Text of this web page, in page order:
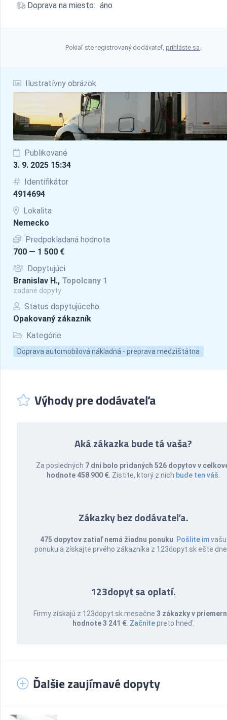
Ilustratívny obrázok
Publikované
3. 9. 2025 15:34
Identifikátor
4914694
Lokalita
Nemecko
Predpokladaná hodnota
700 — 1 500 €
Dopytujúci
Branislav H., Topolcany 1
zadané dopyty
Status dopytujúceho
Opakovaný zákazník
Kategórie
Doprava automobilová nákladná - preprava medzištátna
Doprava na miesto: áno
Pokiaľ ste registrovaný dodávateľ,prihláste sa.
Výhody pre dodávateľa
Aká zákazka bude tá vaša?
Za posledných 7 dní bolo pridaných 526 dopytov v
hodnote 458 900 € . Zistite, ktorý z nich bude ten váš
Zákazky bez dodávateľa.
475 dopytov zatiaľ nemá žiadnu ponuku Pošlite imvašu
ponuku a získajte prvého zákazníka z 123dopyt.sk ešte
123dopyt sa oplatí.
Firmy získajú z 123dopyt.sk mesačne3 zákazky v
hodnote 3 241 € Začnitepreto hneď.
Ďalšie zaujímavé dopyty